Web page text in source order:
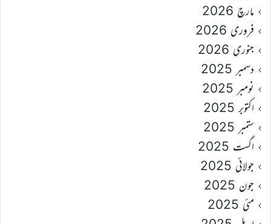
مارچ 2026
فروری 2026
جنوری 2026
دسمبر 2025
نومبر 2025
اکتوبر 2025
ستمبر 2025
اگست 2025
جولائی 2025
جون 2025
مئی 2025